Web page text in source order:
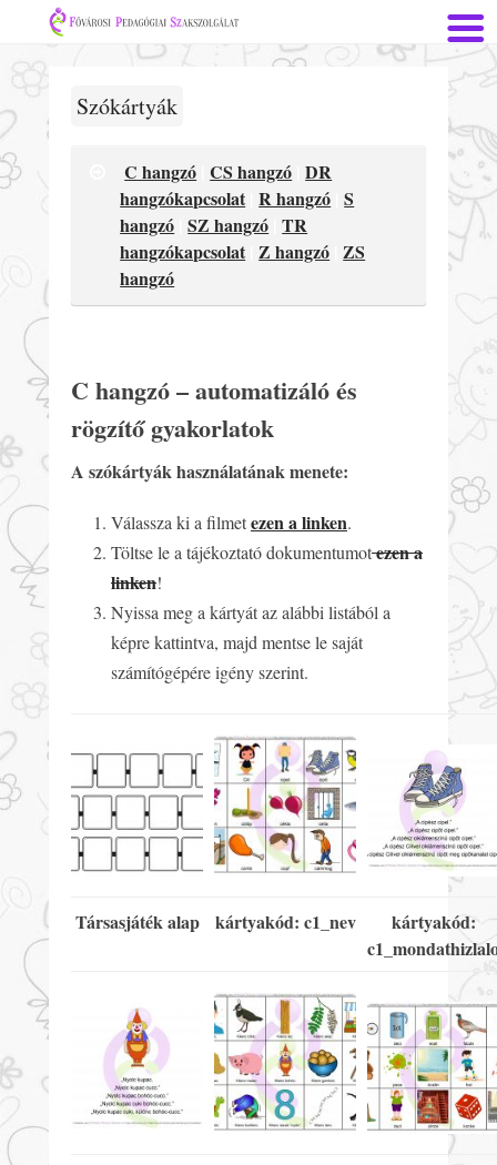
Szókártyák
C hangzó |CS hangzó |DR
hangzókapcsolat |R hangzó |S
hangzó |SZ hangzó |TR
hangzókapcsolat |Z hangzó |ZS
hangzó
C hangzó – automatizáló és
rögzítő gyakorlatok
A szókártyák használatának menete:
Válassza ki a filmetezen a linken.
Töltse le a tájékoztató dokumentumotezen a
linken!
Nyissa meg a kártyát az alábbi listából a
képre kattintva, majd mentse le saját
számítógépére igény szerint.
Társasjáték alap kártyakód: c1_nev
kártyakód: